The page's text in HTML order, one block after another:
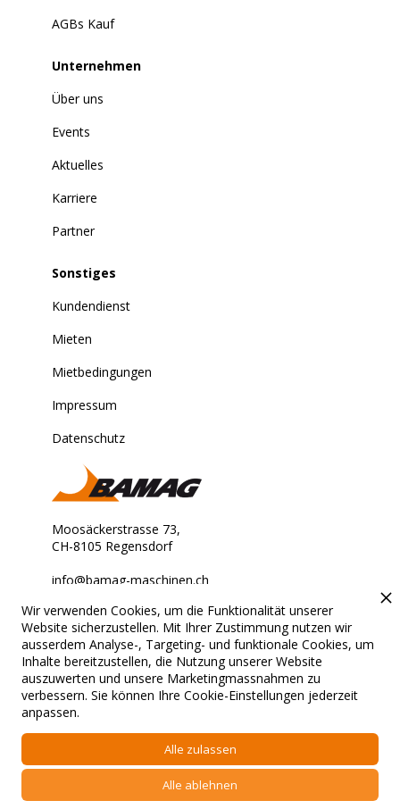
AGBs Kauf
Unternehmen
Über uns
Events
Aktuelles
Karriere
Partner
Sonstiges
Kundendienst
Mieten
Mietbedingungen
Impressum
Datenschutz
Moosäckerstrasse 73,
CH-8105 Regensdorf
info@bamag-maschinen.ch
Stets für Sie erreichbar.
© 2024 Bamag. All rights
reserved.
Konzept & Entwicklung von Suissma
Stets für Sie erreichbar.
DatenschutzImpressum
Wir verwenden Cookies, um die Funktionalität unserer
Website sicherzustellen. Mit Ihrer Zustimmung nutzen wir
ausserdem Analyse-, Targeting- und funktionale Cookies, um
Inhalte bereitzustellen, die Nutzung unserer Website
auszuwerten und unsere Marketingmassnahmen zu
verbessern. Sie können Ihre Cookie-Einstellungen jederzeit
anpassen.
Alle ablehnen
Alle zulassen